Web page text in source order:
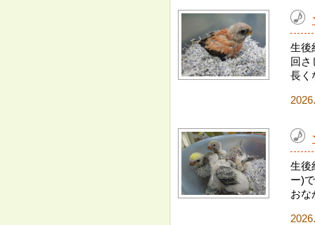
生後
回さ
長く
生後
ー)
おな